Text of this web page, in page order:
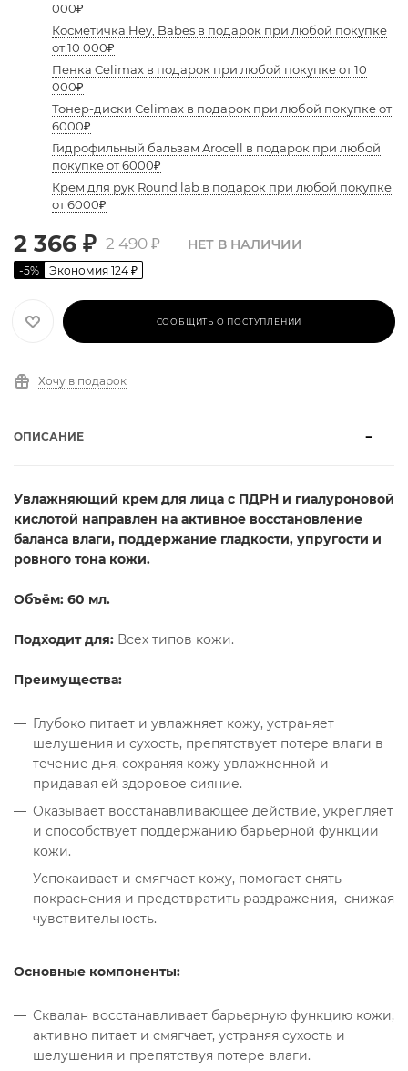
000₽
Косметичка Hey, Babes в подарок при любой покупке
от 10 000₽
Пенка Celimax в подарок при любой покупке от 10
000₽
Тонер-диски Celimax в подарок при любой покупке от
6000₽
Гидрофильный бальзам Arocell в подарок при любой
покупке от 6000₽
Крем для рук Round lab в подарок при любой покупке
от 6000₽
2 366 ₽ 2 490₽
-5% Экономия 124 ₽
НЕТ В НАЛИЧИИ
СООБЩИТЬ О ПОСТУПЛЕНИИ
Хочу в подарок
ОПИСАНИЕ
Увлажняющий крем для лица с ПДРН и гиалуроновой
кислотой направлен на активное восстановление
баланса влаги, поддержание гладкости, упругости и
ровного тона кожи.
Объём: 60 мл.
Подходит для: Всех типов кожи.
Преимущества:
Глубоко питает и увлажняет кожу, устраняет
шелушения и сухость, препятствует потере влаги в
течение дня, сохраняя кожу увлажненной и
придавая ей здоровое сияние.
Оказывает восстанавливающее действие, укрепляет
и способствует поддержанию барьерной функции
кожи.
Успокаивает и смягчает кожу, помогает снять
покраснения и предотвратить раздражения, снижая
чувствительность.
Основные компоненты:
Сквалан восстанавливает барьерную функцию кожи,
активно питает и смягчает, устраняя сухость и
шелушения и препятствуя потере влаги.